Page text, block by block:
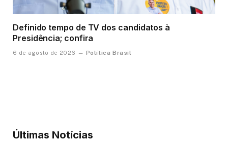
Definido tempo de TV dos candidatos à
Presidência; confira
6 de agosto de 2026 Política Brasil
Últimas Notícias